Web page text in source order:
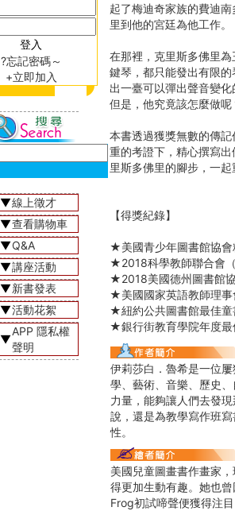
?忘記密碼～
+立即加入
▼線上徵才
▼查看購物車
▼Q&A
▼講座活動
▼新書發表
▼活動花絮
▼
APP 隱私權
聲明
起了梅迪奇家族的費迪
里到他的宮廷為他工作。
在那裡，克里斯多佛里
鍵琴，都只能發出有限
出一臺可以彈出聲音變化
但是，他究竟該怎麼做呢
本書透過獲獎無數的傳
重的考證下，精心撰寫
里斯多佛里的腳步，一
【得獎紀錄】
★美國青少年圖書館協會
★2018科學教師聯合會
★2018美國德州圖書館
★美國國家英語教師理
★紐約公共圖書館最佳童
★銀行街教育學院年度最
伊莉莎白．魯希是一位
學、藝術、音樂、歷史
力量，能夠讓人們去發
說，還是為教學寫作班
性。
美國兒童圖畫書作畫家
得更加生動有趣。她也
Frog初試啼聲便獲得注